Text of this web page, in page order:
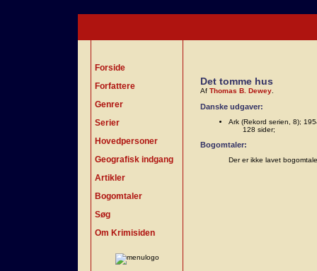
Forside
Forfattere
Genrer
Serier
Hovedpersoner
Geografisk indgang
Artikler
Bogomtaler
Søg
Om Krimisiden
Det tomme hus
Af Thomas B. Dewey
Danske udgaver:
Ark (Rekord serien, 8);
128 sider;
Bogomtaler:
Der er ikke lavet